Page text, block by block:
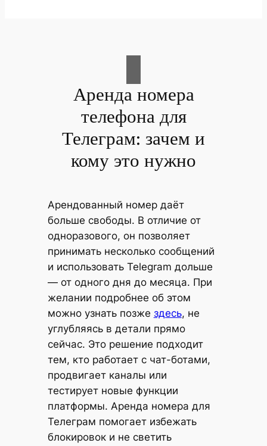
Аренда номера
телефона для
Телеграм: зачем и
кому это нужно
Арендованный номер даёт
больше свободы. В отличие от
одноразового, он позволяет
принимать несколько сообщений
и использовать Telegram дольше
— от одного дня до месяца. При
желании подробнее об этом
можно узнать позже здесь, не
углубляясь в детали прямо
сейчас. Это решение подходит
тем, кто работает с чат-ботами,
продвигает каналы или
тестирует новые функции
платформы. Аренда номера для
Телеграм помогает избежать
блокировок и не светить